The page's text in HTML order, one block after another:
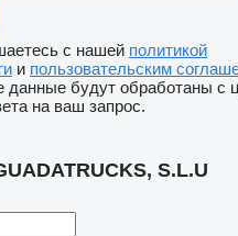
с нашей политикой
и пользовательским
данные будут обработаны с
на ваш запрос.
S.L.U